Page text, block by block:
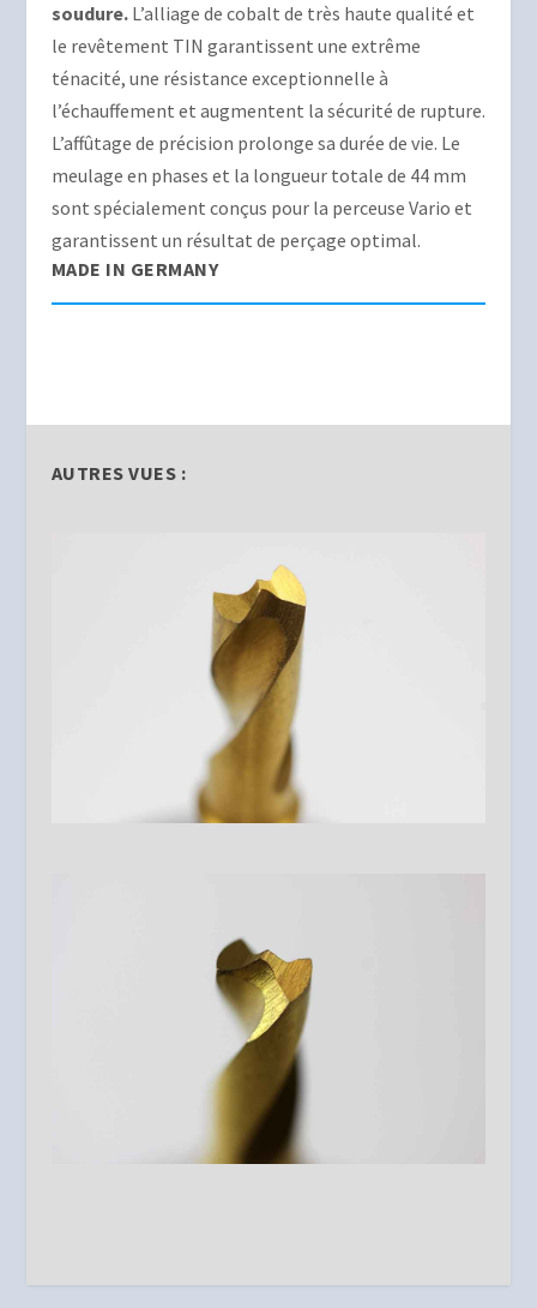
soudure.L’alliage de cobalt de très haute qualité et
le revêtement TIN garantissent une extrême
ténacité, une résistance exceptionnelle à
l’échauffement et augmentent la sécurité de rupture.
L’affûtage de précision prolonge sa durée de vie. Le
meulage en phases et la longueur totale de 44 mm
sont spécialement conçus pour la perceuse Vario et
garantissent un résultat de perçage optimal.
MADE IN GERMANY
AUTRES VUES :